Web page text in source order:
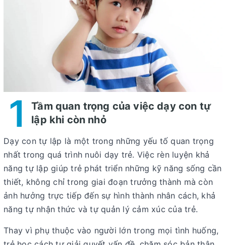
1
Tầm quan trọng của việc dạy con tự
lập khi còn nhỏ
Dạy con tự lập là một trong những yếu tố quan trọng
nhất trong quá trình nuôi dạy trẻ. Việc rèn luyện khả
năng tự lập giúp trẻ phát triển những kỹ năng sống cần
thiết, không chỉ trong giai đoạn trưởng thành mà còn
ảnh hưởng trực tiếp đến sự hình thành nhân cách, khả
năng tự nhận thức và tự quản lý cảm xúc của trẻ.
Thay vì phụ thuộc vào người lớn trong mọi tình huống,